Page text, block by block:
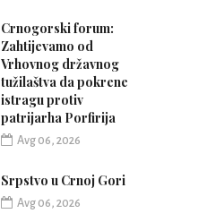
Crnogorski forum:
Zahtijevamo od
Vrhovnog državnog
tužilaštva da pokrene
istragu protiv
patrijarha Porfirija
Avg 06, 2026
Srpstvo u Crnoj Gori
Avg 06, 2026